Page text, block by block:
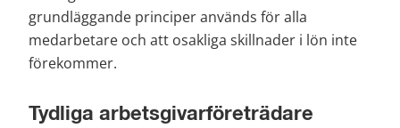
grundläggande principer används för alla
medarbetare och att osakliga skillnader i lön inte
förekommer.
Tydliga arbetsgivarföreträdare